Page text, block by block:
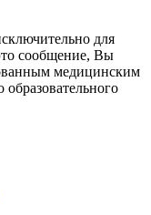
для
сообщение, Вы
медицинским